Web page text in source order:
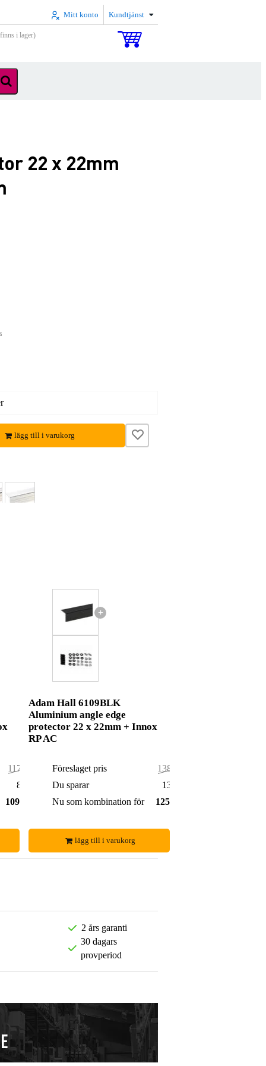
Mitt konto Kundtjänst
i lager)
22 x 22mm
lägg till i varukorg
117,00 kr
8,00 kr
109,00 kr
+
Adam Hall 6109BLK
Aluminium angle edge
protector 22 x 22mm + Innox
RP AC
Föreslaget pris
138,00 kr
Du sparar
13,00 kr
Nu som kombination för
125,00 kr
lägg till i varukorg
2 års garanti
30 dagars
provperiod